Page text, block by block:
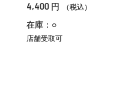
4,400 円 （税込）
在庫：○
店舗受取可